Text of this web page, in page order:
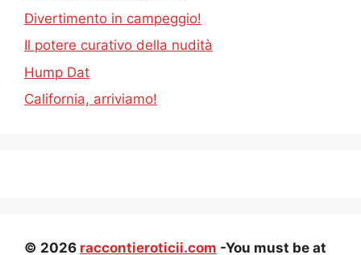
Divertimento in campeggio!
Il potere curativo della nudità
Hump ​​Dat
California, arriviamo!
© 2026 raccontieroticii.com -You must be at